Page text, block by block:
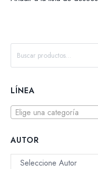
LÍNEA
Elige una categoría
AUTOR